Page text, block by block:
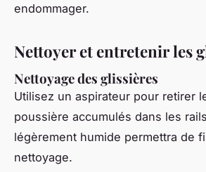
endommager.
Nettoyer et entretenir les
Nettoyage des glissières
Utilisez un aspirateur pour retirer
poussière accumulés dans les
légèrement humide permettra de
nettoyage.